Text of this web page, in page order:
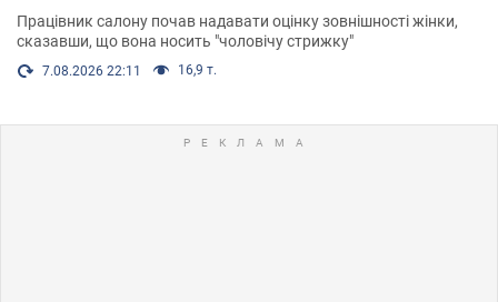
Працівник салону почав надавати оцінку зовнішності жінки,
сказавши, що вона носить "чоловічу стрижку"
7.08.2026 22:11 16,9 т.